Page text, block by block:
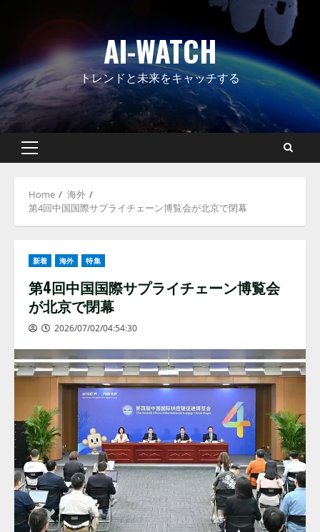
AI-WATCH
トレンドと未来をキャッチする
Primary
Home
海外
第4回中国国際サプライチェーン博覧会が北京で閉幕
新着 海外 特集
第4回中国国際サプライチェーン博覧会
が北京で閉幕
2026/07/02/04:54:30